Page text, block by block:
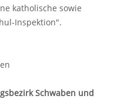
katholische sowie
Inspektion".
Schwaben und